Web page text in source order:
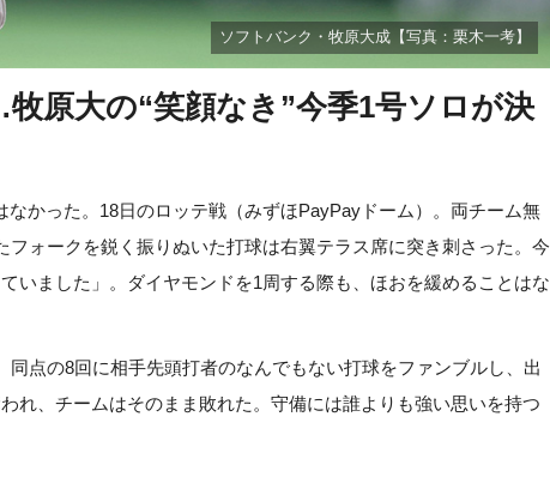
ソフトバンク・牧原大成【写真：栗木一考】
原大の“笑顔なき”今季1号ソロが決
かった。18日のロッテ戦（みずほPayPayドーム）。両チーム無
ォークを鋭く振りぬいた打球は右翼テラス席に突き刺さった。今
いました」。ダイヤモンドを1周する際も、ほおを緩めることはな
点の8回に相手先頭打者のなんでもない打球をファンブルし、出
れ、チームはそのまま敗れた。守備には誰よりも強い思いを持つ